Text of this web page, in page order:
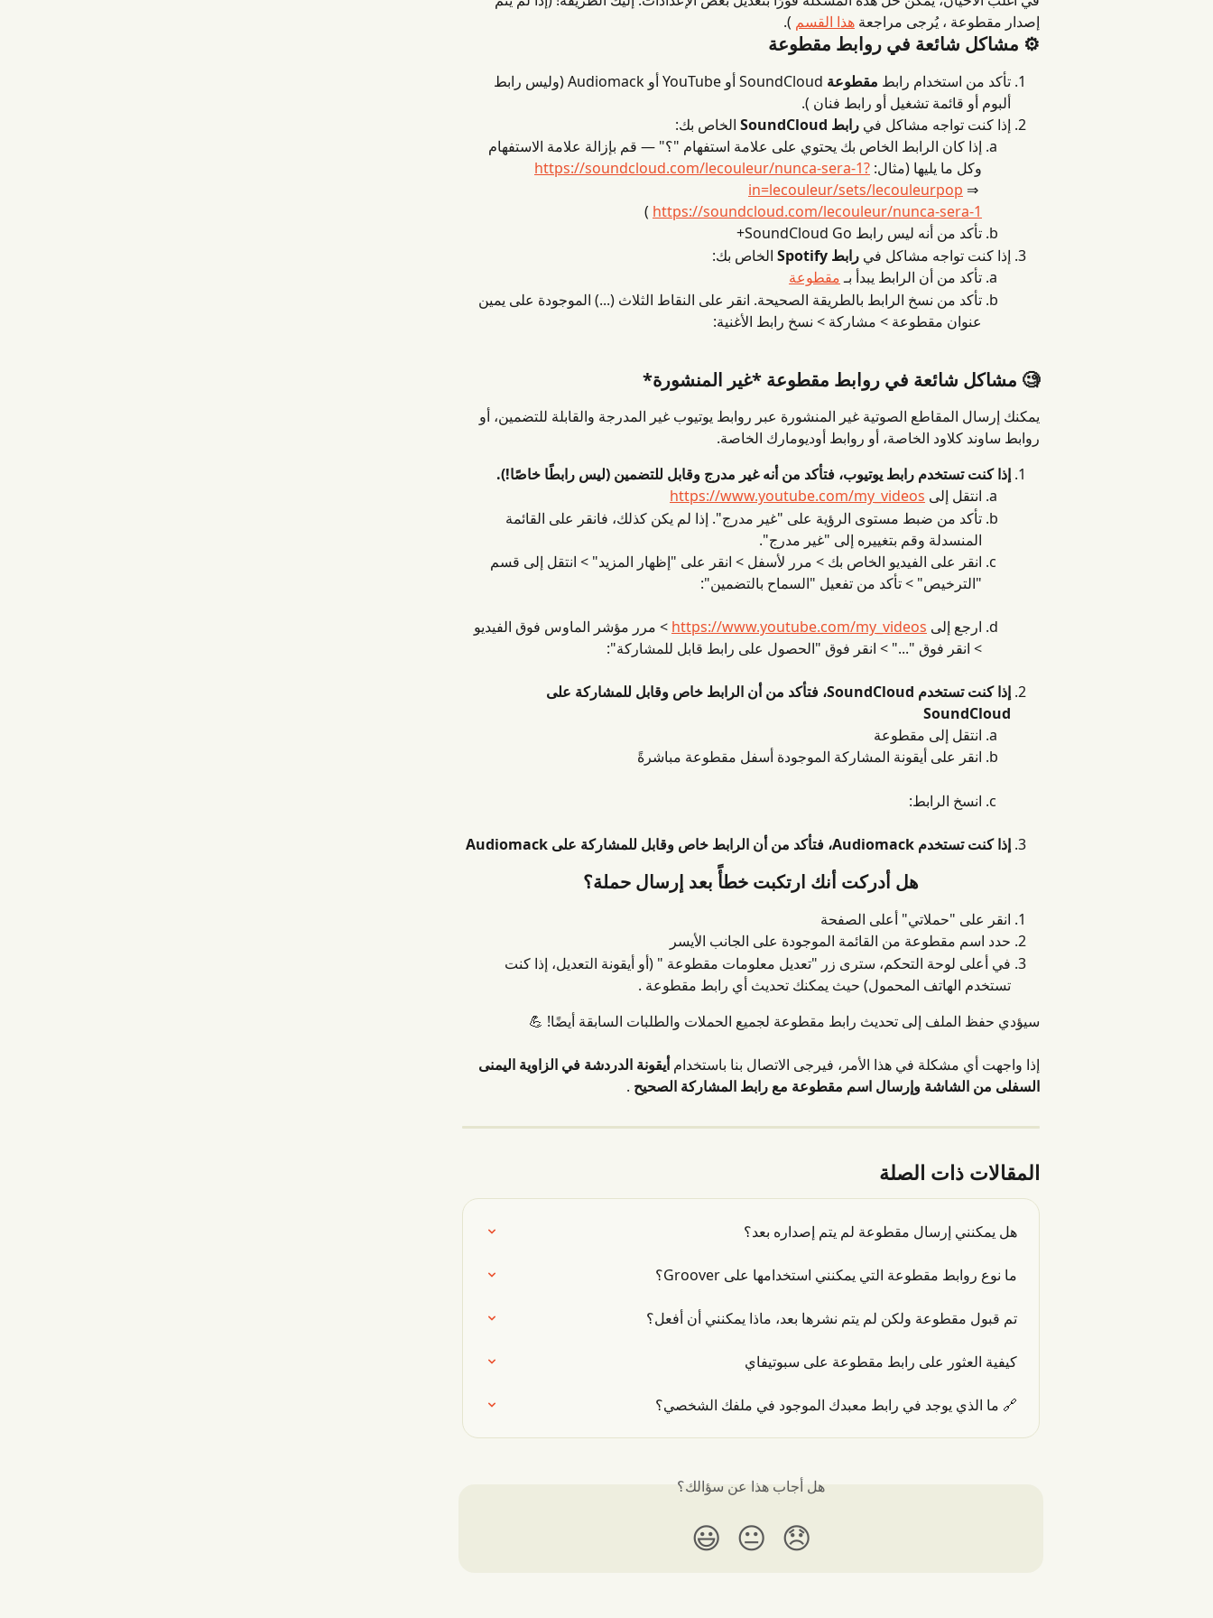
إصدار مقطوعة ، يُرجى مراجعة هذا القسم ).
⚙️ مشاكل شائعة في روابط مقطوعة
تأكد من استخدام رابط مقطوعة
SoundCloud أو YouTube أو Audiomack (وليس رابط
ألبوم أو قائمة تشغيل أو رابط فنان ).
إذا كنت تواجه مشاكل في رابط SoundCloud
الخاص بك:
إذا كان الرابط الخاص بك يحتوي على علامة استفهام "؟" — قم بإزالة علامة الاستفهام
وكل ما يليها (مثال: https://soundcloud.com/lecouleur/nunca-sera-1?
in=lecouleur/sets/lecouleurpop ⇒
https://soundcloud.com/lecouleur/nunca-sera-1
)
تأكد من أنه ليس رابط SoundCloud Go+
إذا كنت تواجه مشاكل في رابط Spotify
الخاص بك:
تأكد من أن الرابط يبدأ بـ مقطوعة
تأكد من نسخ الرابط بالطريقة الصحيحة. انقر على النقاط الثلاث (...) الموجودة على يمين
عنوان مقطوعة > مشاركة > نسخ رابط الأغنية:
🧐 مشاكل شائعة في روابط مقطوعة *غير المنشورة*
يمكنك إرسال المقاطع الصوتية غير المنشورة عبر روابط يوتيوب غير المدرجة والقابلة للتضمين، أو
روابط ساوند كلاود الخاصة، أو روابط أوديومارك الخاصة.
إذا كنت تستخدم رابط يوتيوب، فتأكد من أنه غير مدرج وقابل للتضمين (ليس رابطًا خاصًا!).
انتقل إلى https://www.youtube.com/my_videos
تأكد من ضبط مستوى الرؤية على "غير مدرج". إذا لم يكن كذلك، فانقر على القائمة
المنسدلة وقم بتغييره إلى "غير مدرج".
انقر على الفيديو الخاص بك > مرر لأسفل > انقر على "إظهار المزيد" > انتقل إلى قسم
"الترخيص" > تأكد من تفعيل "السماح بالتضمين":
ارجع إلى https://www.youtube.com/my_videos > مرر مؤشر الماوس فوق الفيديو
> انقر فوق "..." > انقر فوق "الحصول على رابط قابل للمشاركة":
إذا كنت تستخدم SoundCloud، فتأكد من أن الرابط خاص وقابل للمشاركة على
SoundCloud
انتقل إلى مقطوعة
انقر على أيقونة المشاركة الموجودة أسفل مقطوعة مباشرةً
انسخ الرابط:
إذا كنت تستخدم Audiomack، فتأكد من أن الرابط خاص وقابل للمشاركة على Audiomack
هل أدركت أنك ارتكبت خطأً بعد إرسال حملة؟
انقر على "حملاتي" أعلى الصفحة
حدد اسم مقطوعة من القائمة الموجودة على الجانب الأيسر
في أعلى لوحة التحكم، سترى زر "تعديل معلومات مقطوعة " (أو أيقونة التعديل، إذا كنت
تستخدم الهاتف المحمول) حيث يمكنك تحديث أي رابط مقطوعة .
سيؤدي حفظ الملف إلى تحديث رابط مقطوعة لجميع الحملات والطلبات السابقة أيضًا! 💪
إذا واجهت أي مشكلة في هذا الأمر، فيرجى الاتصال بنا باستخدام أيقونة الدردشة في الزاوية اليمنى
السفلى من الشاشة وإرسال اسم مقطوعة مع رابط المشاركة الصحيح .
المقالات ذات الصلة
هل يمكنني إرسال مقطوعة لم يتم إصداره بعد؟
ما نوع روابط مقطوعة التي يمكنني استخدامها على Groover؟
تم قبول مقطوعة ولكن لم يتم نشرها بعد، ماذا يمكنني أن أفعل؟
كيفية العثور على رابط مقطوعة على سبوتيفاي
🔗 ما الذي يوجد في رابط معبدك الموجود في ملفك الشخصي؟
هل أجاب هذا عن سؤالك؟
😞
😐
😃